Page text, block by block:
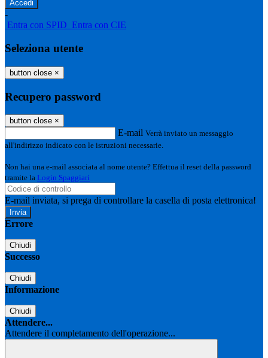
-
Entra con SPID Entra con CIE
Seleziona utente
button close ×
Recupero password
button close ×
E-mail Verrà inviato un messaggio
all'indirizzo indicato con le istruzioni necessarie.
Non hai una e-mail associata al nome utente? Effettua il reset della password
tramite la Login Spaggiari
E-mail inviata, si prega di controllare la casella di posta elettronica!
Errore
Chiudi
Successo
Chiudi
Informazione
Chiudi
Attendere...
Attendere il completamento dell'operazione...